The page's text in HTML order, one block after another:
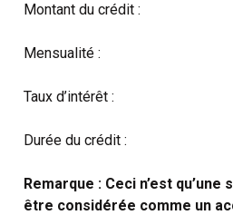
Montant du crédit :
Mensualité :
Taux d’intérêt :
Durée du crédit :
Remarque : Ceci n’est
être considérée comme un